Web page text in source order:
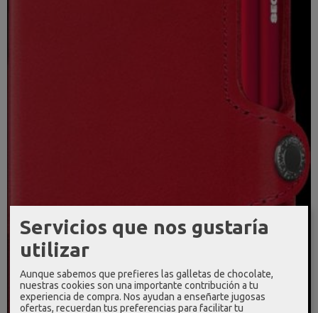
Servicios que nos gustaría
utilizar
Aunque sabemos que prefieres las galletas de chocolate,
nuestras cookies son una importante contribución a tu
experiencia de compra. Nos ayudan a enseñarte jugosas
ofertas, recuerdan tus preferencias para facilitar tu